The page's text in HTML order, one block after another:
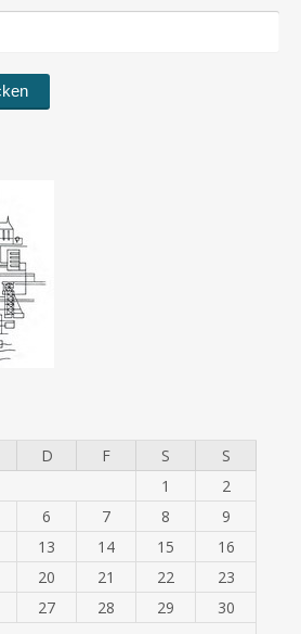
D F S
S
1
2
6 7 8
9
13 14 15
16
20 21 22
23
27 28 29
30